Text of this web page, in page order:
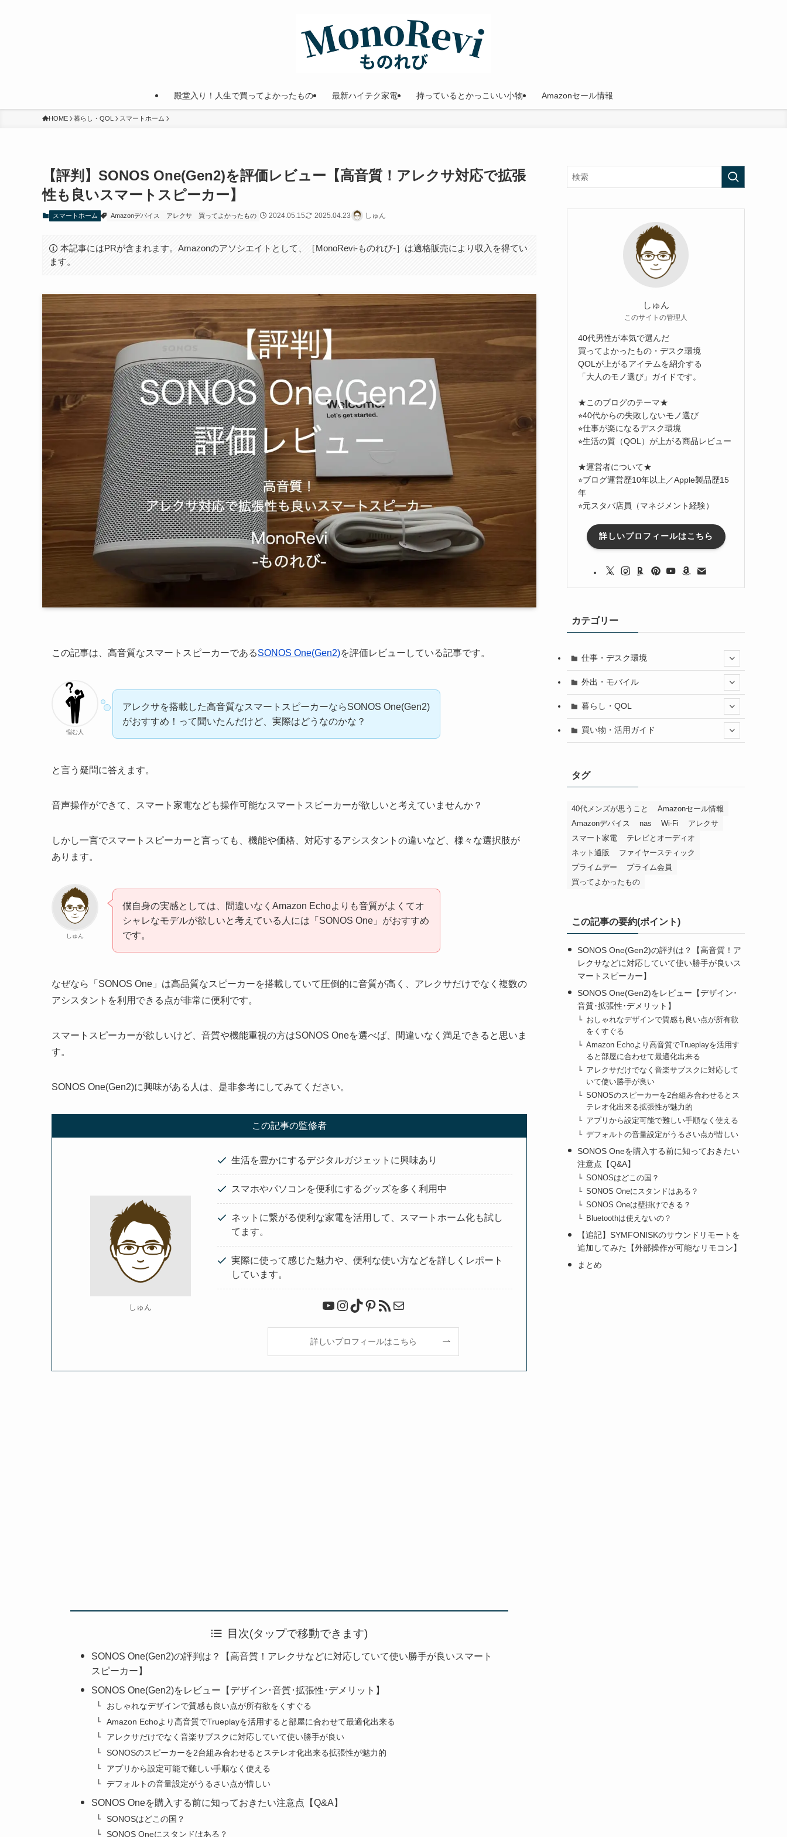
殿堂入り！人生で買ってよかったもの 最新ハイテク家電 持っているとかっこいい小物 Amazonセール情報
HOME 暮らし・QOL スマートホーム
【評判】SONOS One(Gen2)を評価レビュー【高音質！アレクサ対応で拡張
性も良いスマートスピーカー】
スマートホーム Amazonデバイス アレクサ 買ってよかったもの 2024.05.15 2025.04.23 しゅん
本記事にはPRが含まれます。Amazonのアソシエイトとして、［MonoRevi-ものれび-］は適格販売により収入を得てい
ます。
この記事は、高音質なスマートスピーカーであるSONOS One(Gen2)を評価レビューしている記事です。
悩む人
アレクサを搭載した高音質なスマートスピーカーならSONOS One(Gen2)
がおすすめ！って聞いたんだけど、実際はどうなのかな？
と言う疑問に答えます。
音声操作ができて、スマート家電なども操作可能なスマートスピーカーが欲しいと考えていませんか？
しかし一言でスマートスピーカーと言っても、機能や価格、対応するアシスタントの違いなど、様々な選択肢が
あります。
しゅん
僕自身の実感としては、間違いなくAmazon Echoよりも音質がよくてオ
シャレなモデルが欲しいと考えている人には「SONOS One」がおすすめ
です。
なぜなら「SONOS One」は高品質なスピーカーを搭載していて圧倒的に音質が高く、アレクサだけでなく複数の
アシスタントを利用できる点が非常に便利です。
スマートスピーカーが欲しいけど、音質や機能重視の方はSONOS Oneを選べば、間違いなく満足できると思いま
す。
SONOS One(Gen2)に興味がある人は、是非参考にしてみてください。
この記事の監修者
しゅん
生活を豊かにするデジタルガジェットに興味あり
スマホやパソコンを便利にするグッズを多く利用中
ネットに繋がる便利な家電を活用して、スマートホーム化も試し
てます。
実際に使って感じた魅力や、便利な使い方などを詳しくレポート
しています。
YouTube Instagram TikTok Pinterest RSS フィードメール
詳しいプロフィールはこちら
目次(タップで移動できます)
SONOS One(Gen2)の評判は？【高音質！アレクサなどに対応していて使い勝手が良いスマート
スピーカー】
SONOS One(Gen2)をレビュー【デザイン･音質･拡張性･デメリット】
おしゃれなデザインで質感も良い点が所有欲をくすぐる
Amazon Echoより高音質でTrueplayを活用すると部屋に合わせて最適化出来る
アレクサだけでなく音楽サブスクに対応していて使い勝手が良い
SONOSのスピーカーを2台組み合わせるとステレオ化出来る拡張性が魅力的
アプリから設定可能で難しい手順なく使える
デフォルトの音量設定がうるさい点が惜しい
SONOS Oneを購入する前に知っておきたい注意点【Q&A】
SONOSはどこの国？
SONOS Oneにスタンドはある？
しゅん
このサイトの管理人
40代男性が本気で選んだ
買ってよかったもの・デスク環境
QOLが上がるアイテムを紹介する
「大人のモノ選び」ガイドです。
★このブログのテーマ★
⭐︎40代からの失敗しないモノ選び
⭐︎仕事が楽になるデスク環境
⭐︎生活の質（QOL）が上がる商品レビュー
★運営者について★
⭐︎ブログ運営歴10年以上／Apple製品歴15
年
⭐︎元スタバ店員（マネジメント経験）
詳しいプロフィールはこちら
カテゴリー
仕事・デスク環境
外出・モバイル
暮らし・QOL
買い物・活用ガイド
タグ
40代メンズが思うこと
Amazonセール情報
Amazonデバイス
nas Wi-Fi
アレクサ
スマート家電
テレビとオーディオ
ネット通販
ファイヤースティック
プライムデー
プライム会員
買ってよかったもの
この記事の要約(ポイント)
SONOS One(Gen2)の評判は？【高音質！ア
レクサなどに対応していて使い勝手が良いス
マートスピーカー】
SONOS One(Gen2)をレビュー【デザイン･
音質･拡張性･デメリット】
おしゃれなデザインで質感も良い点が所有欲
をくすぐる
Amazon Echoより高音質でTrueplayを活用す
ると部屋に合わせて最適化出来る
アレクサだけでなく音楽サブスクに対応して
いて使い勝手が良い
SONOSのスピーカーを2台組み合わせるとス
テレオ化出来る拡張性が魅力的
アプリから設定可能で難しい手順なく使える
デフォルトの音量設定がうるさい点が惜しい
SONOS Oneを購入する前に知っておきたい
注意点【Q&A】
SONOSはどこの国？
SONOS Oneにスタンドはある？
SONOS Oneは壁掛けできる？
Bluetoothは使えないの？
【追記】SYMFONISKのサウンドリモートを
追加してみた【外部操作が可能なリモコン】
まとめ